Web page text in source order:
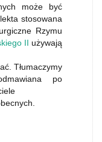
może być
stosowana
Rzymu
II używają
Tłumaczymy
po